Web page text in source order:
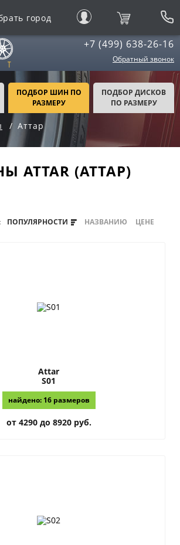
город
+7 (499) 638-26-16
Обратный звонок
ПОДБОР ШИН ПО
РАЗМЕРУ
ПОДБОР ДИСКОВ
ПО РАЗМЕРУ
Аттар
ATTAR (АТТАР)
ПОПУЛЯРНОСТИ НАЗВАНИЮ ЦЕНЕ
Attar
S01
найдено: 16 размеров
от 4290 до 8920 руб.